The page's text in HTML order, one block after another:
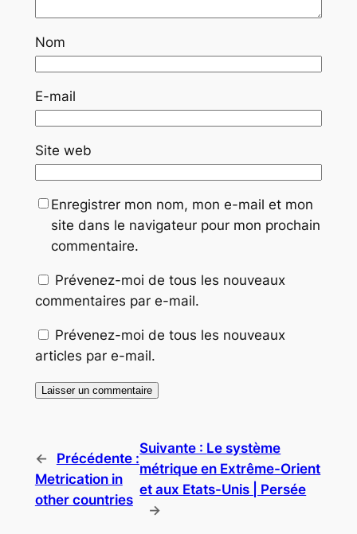
Nom
E-mail
Site web
Enregistrer mon nom, mon e-mail et mon
site dans le navigateur pour mon prochain
commentaire.
Prévenez-moi de tous les nouveaux
commentaires par e-mail.
Prévenez-moi de tous les nouveaux
articles par e-mail.
←
Précédente :
Metrication in
other countries
Suivante : Le système
métrique en Extrême-Orient
et aux Etats-Unis | Persée
→